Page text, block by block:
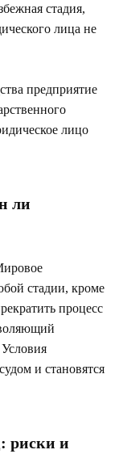
стадия,
лица не
предприятие
лицо
ли
стадии, кроме
процесс
и становятся
риски и